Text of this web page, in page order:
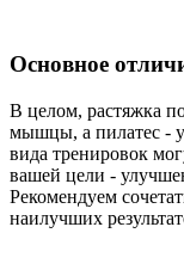
Основное
В целом, растяжка
мышцы, а пилатес -
вида тренировок
вашей цели -
Рекомендуем
наилучших